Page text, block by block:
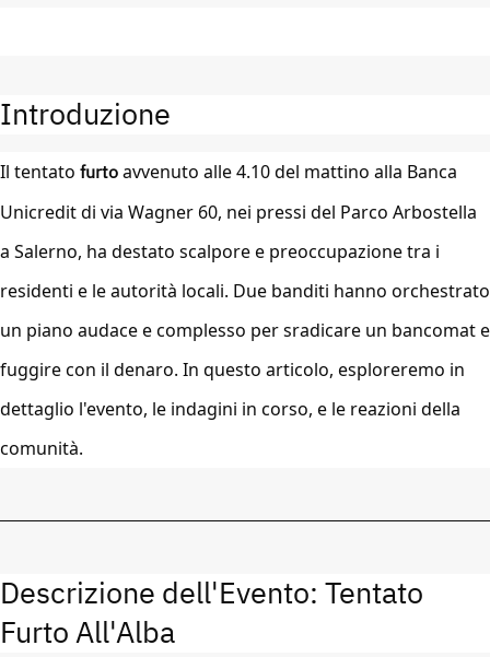
Introduzione
Il tentato furtoavvenuto alle 4.10 del mattino alla Banca
Unicredit di via Wagner 60, nei pressi del Parco Arbostella
a Salerno, ha destato scalpore e preoccupazione tra i
residenti e le autorità locali. Due banditi hanno orchestrato
un piano audace e complesso per sradicare un bancomat e
fuggire con il denaro. In questo articolo, esploreremo in
dettaglio l'evento, le indagini in corso, e le reazioni della
comunità.
Descrizione dell'Evento:Tentato
FurtoAll'Alba